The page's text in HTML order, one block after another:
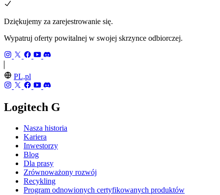
Dziękujemy za zarejestrowanie się.
Wypatruj oferty powitalnej w swojej skrzynce odbiorczej.
PL,pl
Logitech G
Nasza historia
Kariera
Inwestorzy
Blog
Dla prasy
Zrównoważony rozwój
Recykling
Program odnowionych certyfikowanych produktów